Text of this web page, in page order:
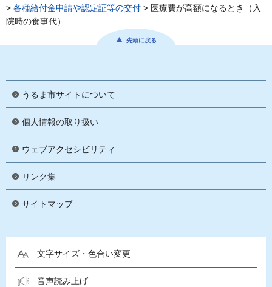
> 各種給付金申請や認定証等の交付 > 医療費が高額になるとき（入
院時の食事代）
先頭に戻る
うるま市サイトについて
個人情報の取り扱い
ウェブアクセシビリティ
リンク集
サイトマップ
文字サイズ・色合い変更
音声読み上げ